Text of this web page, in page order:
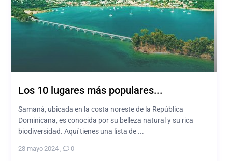
Los 10 lugares más populares...
Samaná, ubicada en la costa noreste de la República
Dominicana, es conocida por su belleza natural y su rica
biodiversidad. Aquí tienes una lista de ...
28 mayo 2024, 0